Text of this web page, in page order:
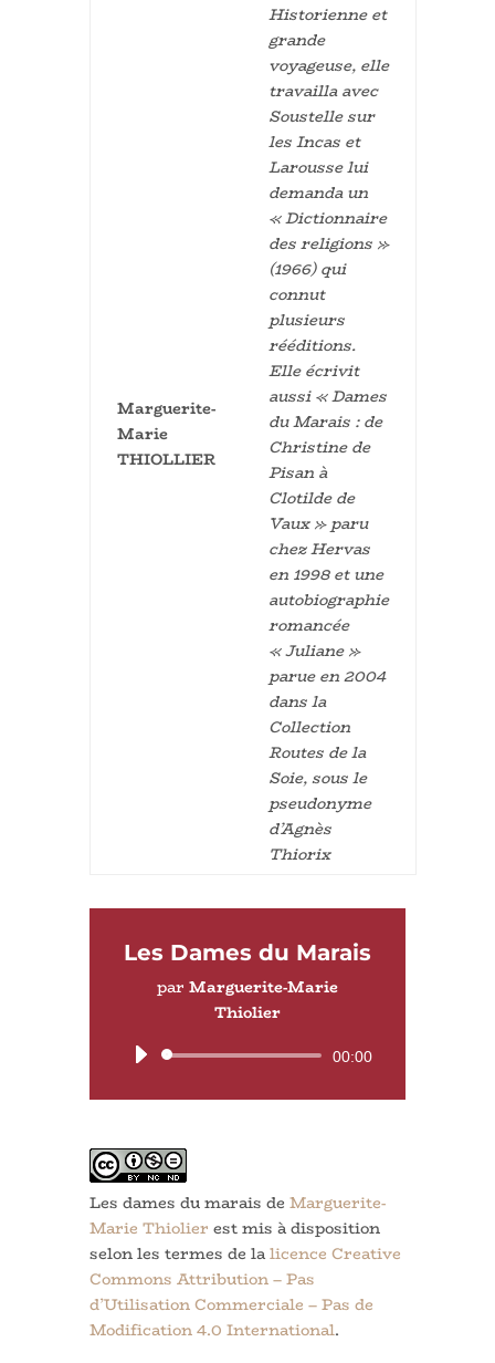
Marguerite-
Marie
THIOLLIER
Historienne et
grande
voyageuse, elle
travailla avec
Soustelle sur
les Incas et
Larousse lui
demanda un
« Dictionnaire
des religions »
(1966) qui
connut
plusieurs
rééditions.
Elle écrivit
aussi « Dames
du Marais : de
Christine de
Pisan à
Clotilde de
Vaux » paru
chez Hervas
en 1998 et une
autobiographie
romancée
« Juliane »
parue en 2004
dans la
Collection
Routes de la
Soie, sous le
pseudonyme
d’Agnès
Thiorix
Les Dames du Marais
par Marguerite-Marie
Thiolier
Lecteur
00:00
Les dames du marais de Marguerite-
Marie Thiolier est mis à disposition
selon les termes de lalicence Creative
Commons Attribution – Pas
d’Utilisation Commerciale – Pas de
Modification 4.0 International.